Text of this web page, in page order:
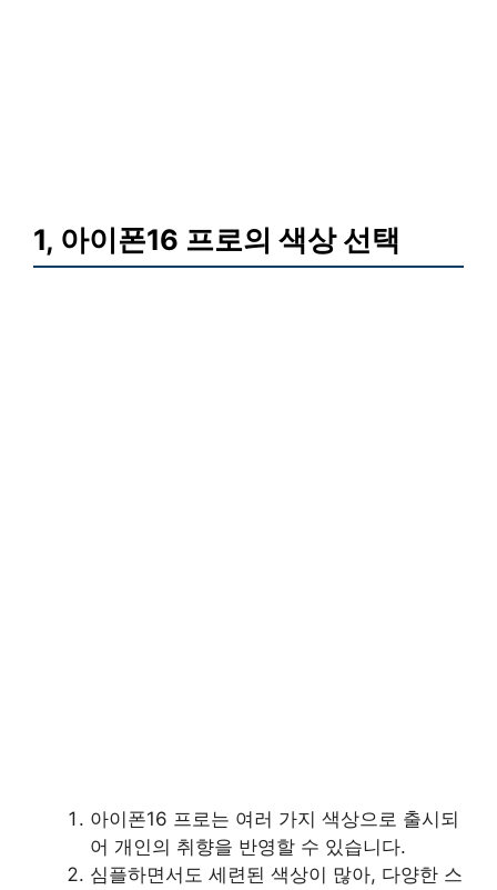
1, 아이폰16 프로의 색상 선택
아이폰16 프로는 여러 가지 색상으로 출시되
어 개인의 취향을 반영할 수 있습니다.
심플하면서도 세련된 색상이 많아, 다양한 스